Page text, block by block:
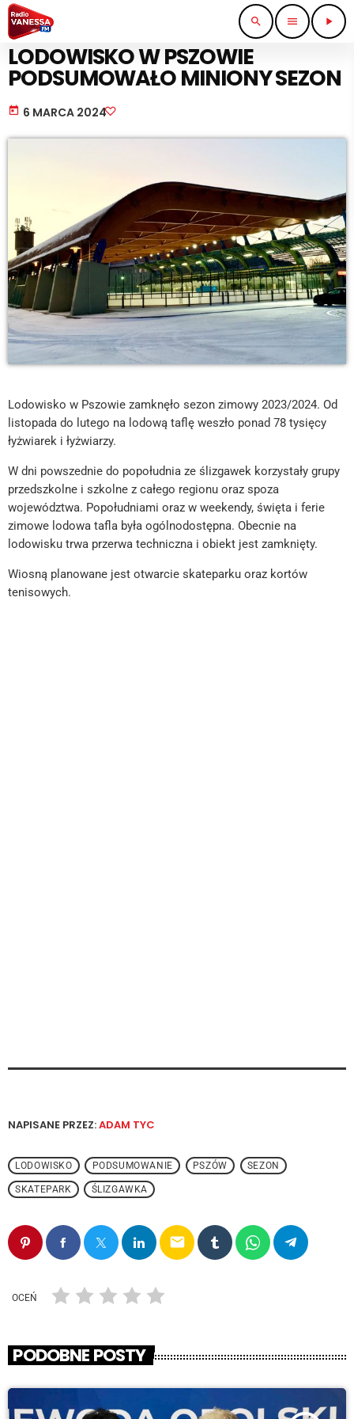
search menu play_arrow
SPORT I TURYSTYKA
LODOWISKO W PSZOWIE
PODSUMOWAŁO MINIONY SEZON
today 6 MARCA 2024
Lodowisko w Pszowie zamknęło sezon zimowy 2023/2024. Od
listopada do lutego na lodową taflę weszło ponad 78 tysięcy
łyżwiarek i łyżwiarzy.
W dni powszednie do popołudnia ze ślizgawek korzystały grupy
przedszkolne i szkolne z całego regionu oraz spoza
województwa. Popołudniami oraz w weekendy, święta i ferie
zimowe lodowa tafla była ogólnodostępna. Obecnie na
lodowisku trwa przerwa techniczna i obiekt jest zamknięty.
Wiosną planowane jest otwarcie skateparku oraz kortów
tenisowych.
NAPISANE PRZEZ:ADAM TYC
LODOWISKO PODSUMOWANIE PSZÓW SEZON
SKATEPARK ŚLIZGAWKA
email
OCEŃ
PODOBNE POSTY